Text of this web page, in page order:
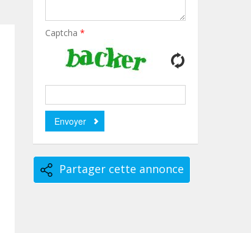
Captcha *
Partager cette annonce